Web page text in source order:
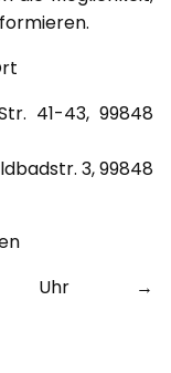
41-43, 99848
3, 99848
Uhr →